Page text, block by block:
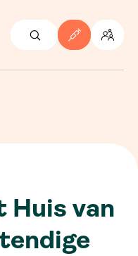
Huis van